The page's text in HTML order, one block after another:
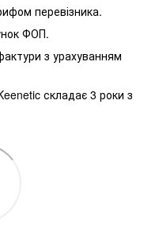
перевізника.
ФОП.
з урахуванням
складає 3 роки з